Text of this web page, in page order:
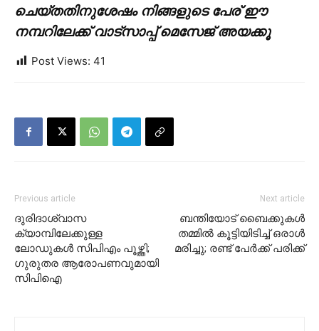
ചെയ്തതിനുശേഷം നിങ്ങളുടെ പേര് ഈ
നമ്പറിലേക്ക് വാട്സാപ്പ് മെസേജ് അയക്കൂ
Post Views: 41
Previous article
ദുരിദാശ്വാസ
ക്യാമ്പിലേക്കുള്ള
ലോഡുകള്‍ സിപിഎം പൂഴ്ത്തി;
ഗുരുതര ആരോപണവുമായി
സിപിഐ
Next article
ബന്തിയോട് ബൈക്കുകൾ
തമ്മിൽ കൂട്ടിയിടിച്ച് ഒരാൾ
മരിച്ചു; രണ്ട് പേർക്ക് പരിക്ക്